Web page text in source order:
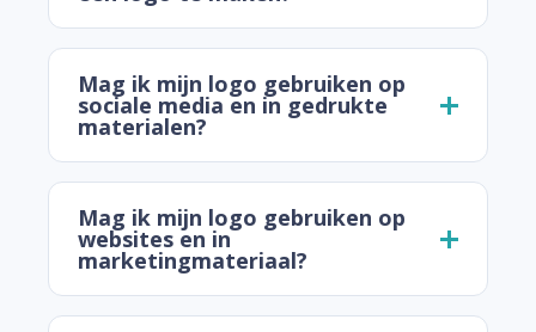
Mag ik mijn logo gebruiken op
sociale media en in gedrukte
materialen?
Mag ik mijn logo gebruiken op
websites en in
marketingmateriaal?